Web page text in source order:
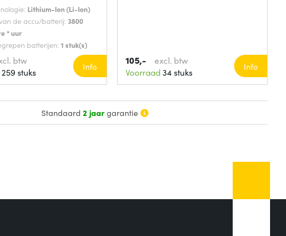
Lithium-Ion (Li-Ion)
de accu/batterij:3800
* uur
batterijen: 1 stuk(s)
btw
259 stuks
Info 105,-
excl. btw
Voorraad 34 stuks
Info
Standaard2 jaargarantie